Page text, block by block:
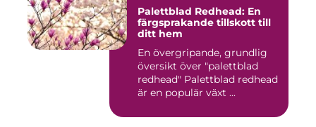
Palettblad Redhead: En
färgsprakande tillskott till
ditt hem
En övergripande, grundlig
översikt över "palettblad
redhead" Palettblad redhead
är en populär växt ...